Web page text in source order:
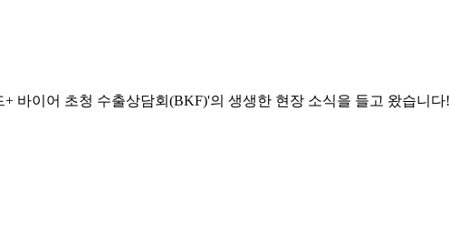
바이어 초청 수출상담회(BKF)'의 생생한 현장 소식을 들고 왔습니다!